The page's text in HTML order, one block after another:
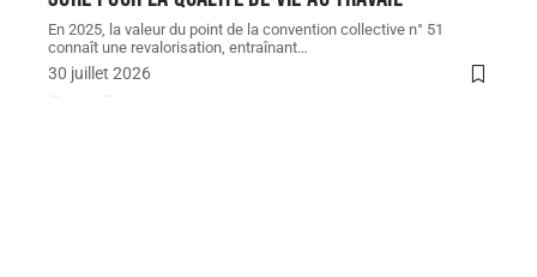
En 2025, la valeur du point de la convention collective n° 51
connaît une revalorisation, entraînant…
30 juillet 2026